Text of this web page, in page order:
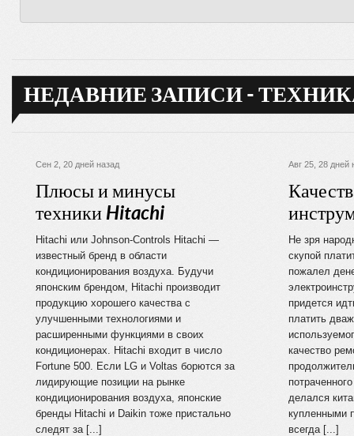
НЕДАВНИЕ ЗАПИСИ -
Сен 2, 20 дней назад
Плюсы и минусы
техники Hitachi
Hitachi или Johnson-Controls Hitachi —
известный бренд в области
кондиционирования воздуха. Будучи
японским брендом, Hitachi производит
продукцию хорошего качества с
улучшенными технологиями и
расширенными функциями в своих
кондиционерах. Hitachi входит в число
Fortune 500. Если LG и Voltas борются за
лидирующие позиции на рынке
кондиционирования воздуха, японские
бренды Hitachi и Daikin тоже пристально
следят за [...]
Авг 25, 28 дней
Не зря
скупой
пожалел
придется
платить
качество
делался
купленными
всегда [...]